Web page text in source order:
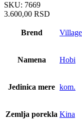
SKU: 7669
3.600,00 RSD
Brend
Namena Hobi
Jedinica mere kom.
Zemlja porekla Kina